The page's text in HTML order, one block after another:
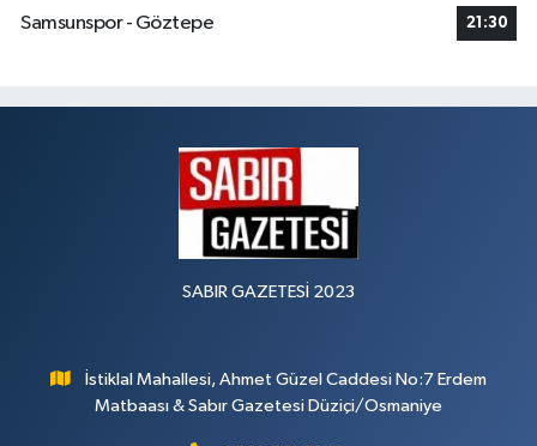
Samsunspor - Göztepe
21:30
SABIR GAZETESİ 2023
İstiklal Mahallesi, Ahmet Güzel Caddesi No:7 Erdem
Matbaası & Sabır Gazetesi Düziçi/Osmaniye